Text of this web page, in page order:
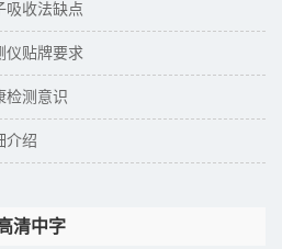
吸收法缺点
仪贴牌要求
检测意识
介绍
清中字